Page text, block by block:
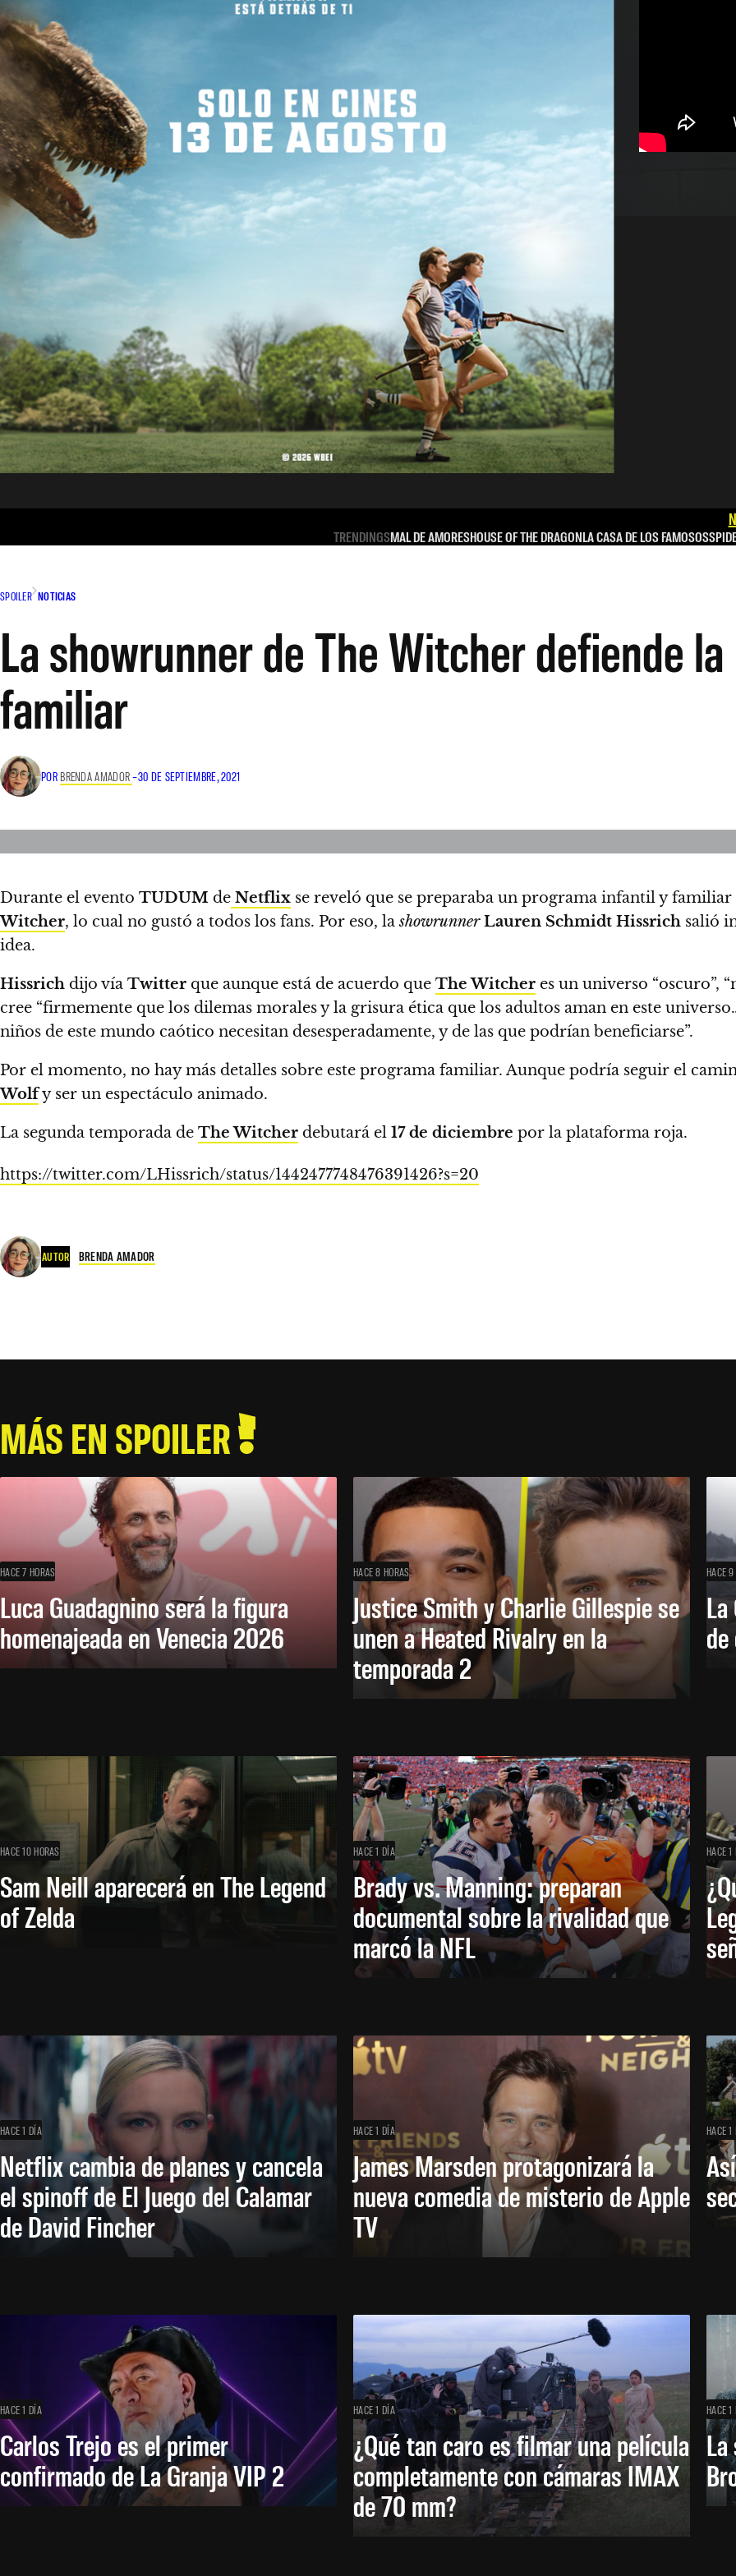
TRENDINGSMAL DE AMORESHOUSE OF THE DRAGONLA CASA DE LOS FAMOSOS
SPOILER NOTICIAS
La showrunner de The Witcher defiende
familiar
POR BRENDA AMADOR–30 DE SEPTIEMBRE, 2021
Durante el evento TUDUM de Netflix se reveló que se preparaba un programa infantil y
Witcher, lo cual no gustó a todos los fans. Por eso, lashowrunner Lauren Schmidt Hissrich salió
idea.
Hissrich dijo vía Twitter que aunque está de acuerdo que The Witcher es un universo “oscuro”,
cree “firmemente que los dilemas morales y la grisura ética que los adultos aman en este
niños de este mundo caótico necesitan desesperadamente, y de las que podrían beneficiarse”.
Por el momento, no hay más detalles sobre este programa familiar. Aunque podría seguir el
Wolfy ser un espectáculo animado.
La segunda temporada de The Witcher debutará el 17 de diciembre por la plataforma roja.
https://twitter.com/LHissrich/status/1442477748476391426?s=20
AUTOR BRENDA AMADOR
MÁS EN SPOILER
HACE 7 HORAS
Luca Guadagnino será la figura
homenajeada en Venecia 2026
HACE 8 HORAS
Justice Smith y Charlie Gillespie se
unen a Heated Rivalry en la
temporada 2
HACE
HACE 10 HORAS
Sam Neill aparecerá en The Legend
of Zelda
HACE 1 DÍA
Brady vs. Manning: preparan
documental sobre la rivalidad que
marcó la NFL
HACE 1
HACE 1 DÍA
Netflix cambia de planes y cancela
el spinoff de El Juego del Calamar
de David Fincher
HACE 1 DÍA
James Marsden protagonizará la
nueva comedia de misterio de Apple
TV
HACE 1
HACE 1 DÍA
Carlos Trejo es el primer
confirmado de La Granja VIP 2
HACE 1 DÍA
¿Qué tan caro es filmar una película
completamente con cámaras IMAX
de 70 mm?
HACE 1